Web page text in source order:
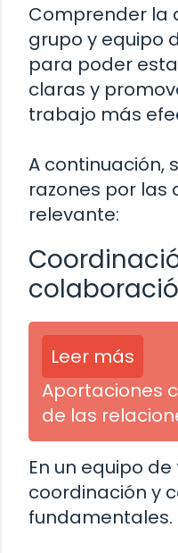
Comprender la
grupo y equipo
para poder
claras y
trabajo más
A continuación,
razones por las
relevante:
Leer más
Aportaciones
de las
En un equipo
coordinación y
fundamentales.